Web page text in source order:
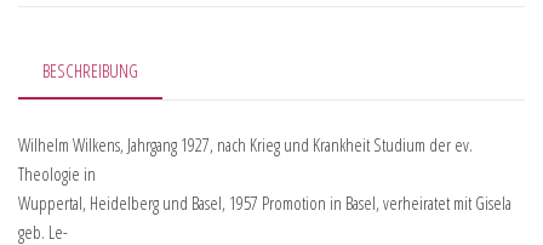
BESCHREIBUNG
Wilhelm Wilkens, Jahrgang 1927, nach Krieg und Krankheit Studium der ev.
Theologie in
Wuppertal, Heidelberg und Basel, 1957 Promotion in Basel, verheiratet mit Gisela
geb. Le-